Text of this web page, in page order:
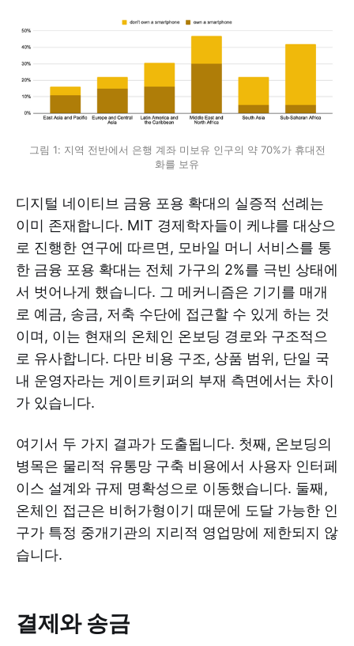
그림 1: 지역 전반에서 은행 계좌 미보유 인구의 약 70%가 휴대전
화를 보유
디지털 네이티브 금융 포용 확대의 실증적 선례는
이미 존재합니다. MIT 경제학자들이 케냐를 대상으
로 진행한 연구에 따르면, 모바일 머니 서비스를 통
한 금융 포용 확대는 전체 가구의 2%를 극빈 상태에
서 벗어나게 했습니다. 그 메커니즘은 기기를 매개
로 예금, 송금, 저축 수단에 접근할 수 있게 하는 것
이며, 이는 현재의 온체인 온보딩 경로와 구조적으
로 유사합니다. 다만 비용 구조, 상품 범위, 단일 국
내 운영자라는 게이트키퍼의 부재 측면에서는 차이
가 있습니다.
여기서 두 가지 결과가 도출됩니다. 첫째, 온보딩의
병목은 물리적 유통망 구축 비용에서 사용자 인터페
이스 설계와 규제 명확성으로 이동했습니다. 둘째,
온체인 접근은 비허가형이기 때문에 도달 가능한 인
구가 특정 중개기관의 지리적 영업망에 제한되지 않
습니다.
결제와 송금